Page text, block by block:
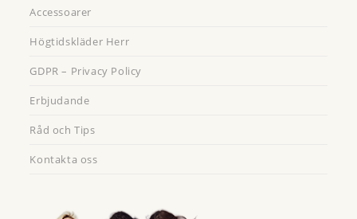
Accessoarer
Högtidskläder Herr
GDPR – Privacy Policy
Erbjudande
Råd och Tips
Kontakta oss